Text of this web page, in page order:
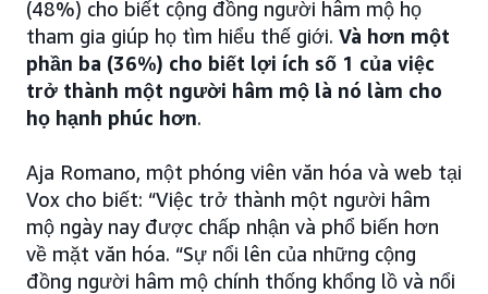
(48%) cho biết cộng đồng người hâm mộ họ
tham gia giúp họ tìm hiểu thế giới. Và hơn một
phần ba (36%) cho biết lợi ích số 1 của việc
trở thành một người hâm mộ là nó làm cho
họ hạnh phúc hơn.
Aja Romano, một phóng viên văn hóa và web tại
Vox cho biết: “Việc trở thành một người hâm
mộ ngày nay được chấp nhận và phổ biến hơn
về mặt văn hóa. “Sự nổi lên của những cộng
đồng người hâm mộ chính thống khổng lồ và nổi